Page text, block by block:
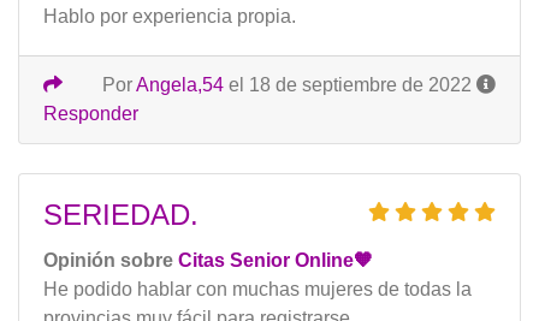
Hablo por experiencia propia.
PorAngela,54 el 18 de septiembre de 2022
Responder
SERIEDAD.
Opinión sobre Citas Senior Online🧡
He podido hablar con muchas mujeres de todas la